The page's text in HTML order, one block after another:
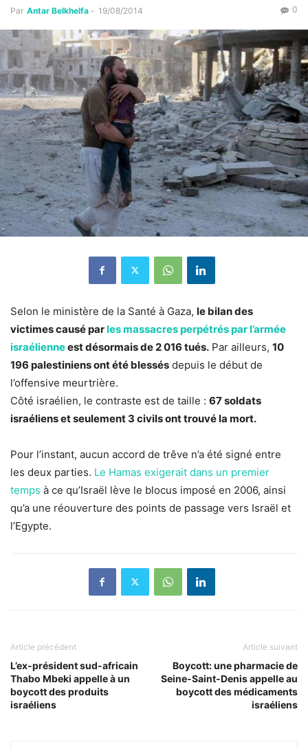
Par Antar Belkhelfa - 19/08/2014 0
Selon le ministère de la Santé à Gaza, le bilan des
victimes causé parles massacres perpétrés par l’armée
israélienneest désormais de 2 016 tués. Par ailleurs, 10
196 palestiniens ont été blessés depuis le début de
l’offensive meurtrière.
Côté israélien, le contraste est de taille : 67 soldats
israéliens et seulement 3 civils ont trouvé la mort.
Pour l’instant, aucun accord de trêve n’a été signé entre
les deux parties. Le Hamas exigerait dans un premier
temps à ce qu’Israël lève le blocus imposé en 2006, ainsi
qu’a une réouverture des points de passage vers Israël et
l’Egypte.
Article précédent
L’ex-président sud-africain
Thabo Mbeki appelle à un
boycott des produits
israéliens
Article suivant
Boycott: une pharmacie de
Seine-Saint-Denis appelle au
boycott des médicaments
israéliens